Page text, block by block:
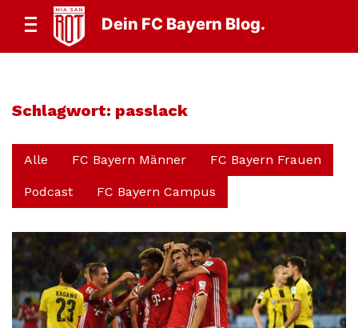
Dein FC Bayern Blog.
Schlagwort: passlack
Alle FC Bayern Männer FC Bayern Frauen
Podcast FC Bayern Campus